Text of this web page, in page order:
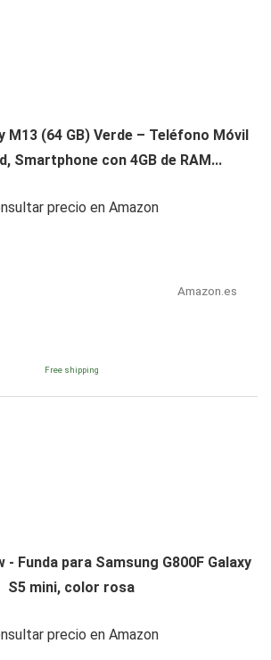
M13 (64 GB) Verde – Teléfono Móvil
Smartphone con 4GB de RAM...
precio en Amazon
Amazon.es
Free shipping
- Funda para Samsung G800F Galaxy
S5 mini, color rosa
precio en Amazon